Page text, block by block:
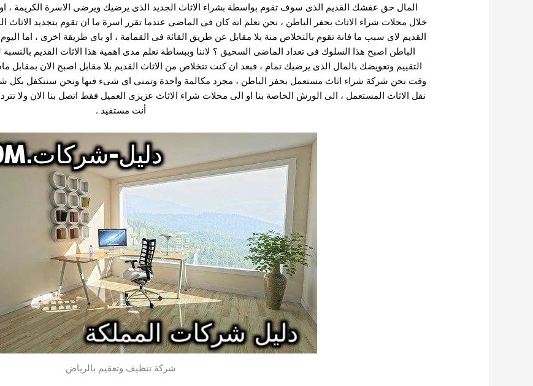
المال حق عفشك القديم الذى سوف تقوم بواسطة بشراء الاثاث الجديد الذى يرضيك ويرضى الاسرة الكريمة
خلال محلات شراء الاثاث بحفر الباطن ، نحن نعلم انه كان فى الماضى عندما تقرر اسرة ما ان تقوم بتجديد الاثاث
القديم لاى سبب ما فانة تقوم بالتخلاص منة بلا مقابل عن طريق القائة فى القمامة ، او باى طريقة اخرى ، اما
الباطن اصبح هذا السلوك فى تعداد الماضى السحيق ؟ لاننا وببساطة نعلم مدى اهمية هذا الاثاث القديم
التقييم وتعويضك بالمال الذى يرضيك تمام ، فبعد ان كنت تتخلاص من الاثاث القديم بلا مقابل اصبح الان
وقت نحن شركة شراء اثاث مستعمل بحفر الباطن ، مجرد مكالمة واحدة وتمنى اى شىء فيها ونحن سنتكفل بكل شىء
نقل الاثاث المستعمل ، الى الورش الخاصة بنا او الى محلات شراء الاثاث عزيزى العميل فقط اتصل بنا الان ولا
أنت مستفيد .
شركة تنظيف وتعقيم بالرياض